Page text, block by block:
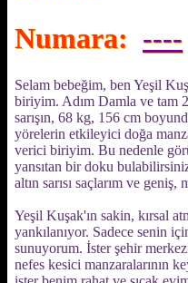
Numara: ----
Selam bebeğim, ben Yeşil
biriyim. Adım Damla ve tam
sarışın, 68 kg, 156 cm
yörelerin etkileyici doğa
verici biriyim. Bu nedenle
yansıtan bir doku
altın sarısı saçlarım ve
Yeşil Kuşak'ın sakin, kırsal
yankılanıyor. Sadece senin
sunuyorum. İster şehir
nefes kesici manzaralarının